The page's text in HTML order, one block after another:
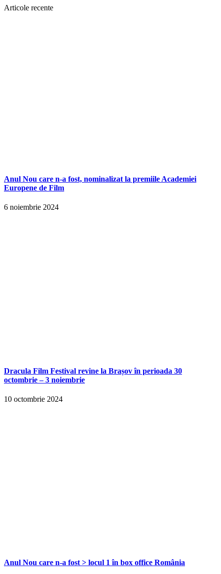
Articole recente
Anul Nou care n-a fost, nominalizat la premiile Academiei
Europene de Film
6 noiembrie 2024
Dracula Film Festival revine la Brașov în perioada 30
octombrie – 3 noiembrie
10 octombrie 2024
Anul Nou care n-a fost > locul 1 în box office România